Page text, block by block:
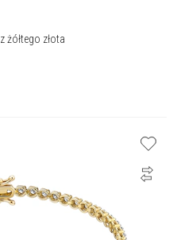
żółtego złota